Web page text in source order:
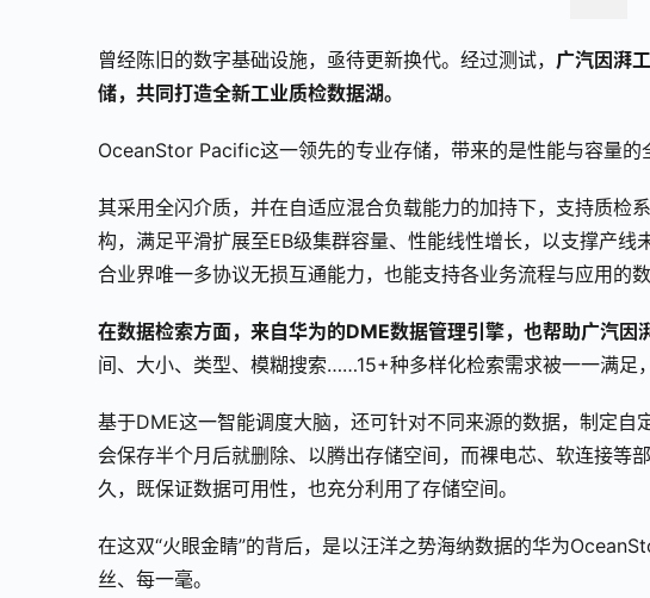
曾经陈旧的数字基础设施，亟待更新换代。经过测试， 广汽因湃
储，共同打造全新工业质检数据湖。
OceanStor Pacific这一领先的专业存储，带来的是性能与容量的
其采用全闪介质，并在自适应混合负载能力的加持下，支持质检
构，满足平滑扩展至EB级集群容量、性能线性增长，以支撑产
合业界唯一多协议无损互通能力，也能支持各业务流程与应用的
在数据检索方面，来自华为的DME数据管理引擎，也帮助广汽因
间、大小、类型、模糊搜索……15+种多样化检索需求被一一满足
基于DME这一智能调度大脑，还可针对不同来源的数据，制定
会保存半个月后就删除、以腾出存储空间，而裸电芯、软连接等
久，既保证数据可用性，也充分利用了存储空间。
在这双“火眼金睛”的背后，是以汪洋之势海纳数据的华为
丝、每一毫。